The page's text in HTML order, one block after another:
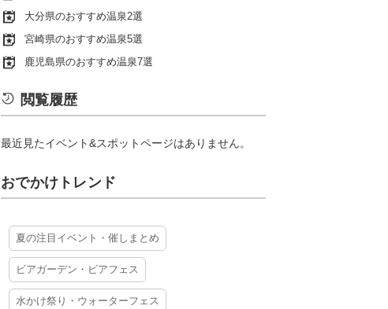
大分県のおすすめ温泉2選
宮崎県のおすすめ温泉5選
鹿児島県のおすすめ温泉7選
閲覧履歴
最近見たイベント&スポットページはありません。
おでかけトレンド
夏の注目イベント・催しまとめ
ビアガーデン・ビアフェス
水かけ祭り・ウォーターフェス